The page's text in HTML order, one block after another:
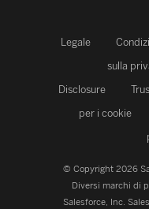
Legale
sulla
Disclosure
per i cookie
© Copyright 2026
Diversi marchi di
Salesforce, Inc.